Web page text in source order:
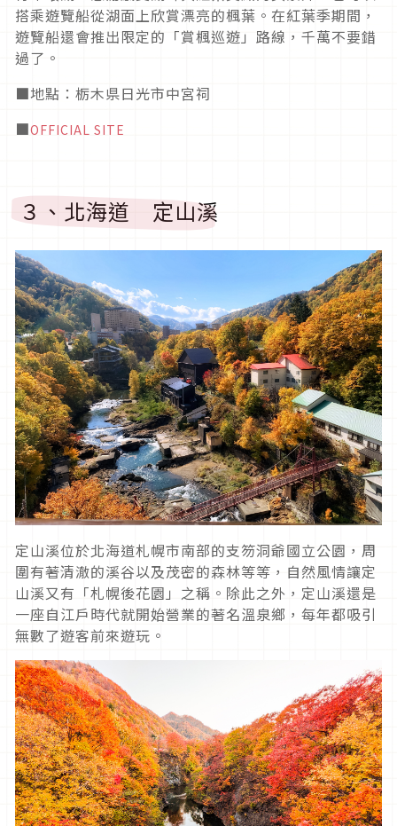
搭乘遊覽船從湖面上欣賞漂亮的楓葉。在紅葉季期間，
遊覽船還會推出限定的「賞楓巡遊」路線，千萬不要錯
過了。
■地點：栃木県日光市中宮祠
■OFFICIAL SITE
３、北海道 定山溪
定山溪位於北海道札幌市南部的支笏洞爺國立公園，周
圍有著清澈的溪谷以及茂密的森林等等，自然風情讓定
山溪又有「札幌後花園」之稱。除此之外，定山溪還是
一座自江戶時代就開始營業的著名溫泉鄉，每年都吸引
無數了遊客前來遊玩。